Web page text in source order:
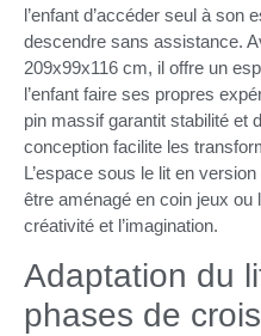
l’enfant d’accéder seul à son
descendre sans assistance.
209x99x116 cm, il offre un
l’enfant faire ses propres
pin massif garantit stabilité et
conception facilite les
L’espace sous le lit en
être aménagé en coin jeux ou
créativité et l’imagination.
Adaptation du
phases de